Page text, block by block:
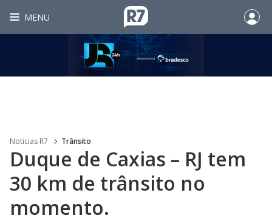
MENU
Noticias R7 Trânsito
Duque de Caxias – RJ tem
30 km de trânsito no
momento.